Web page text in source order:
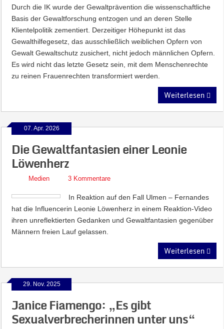
Durch die IK wurde der Gewaltprävention die wissenschaftliche
Basis der Gewaltforschung entzogen und an deren Stelle
Klientelpolitik zementiert. Derzeitiger Höhepunkt ist das
Gewalthilfegesetz, das ausschließlich weiblichen Opfern von
Gewalt Gewaltschutz zusichert, nicht jedoch männlichen Opfern.
Es wird nicht das letzte Gesetz sein, mit dem Menschenrechte
zu reinen Frauenrechten transformiert werden.
Weiterlesen
07. Apr. 2026
Die Gewaltfantasien einer Leonie
Löwenherz
Medien 3 Kommentare
In Reaktion auf den Fall Ulmen – Fernandes
hat die Influencerin Leonie Löwenherz in einem Reaktion-Video
ihren unreflektierten Gedanken und Gewaltfantasien gegenüber
Männern freien Lauf gelassen.
Weiterlesen
29. Nov. 2025
Janice Fiamengo: „Es gibt
Sexualverbrecherinnen unter uns“